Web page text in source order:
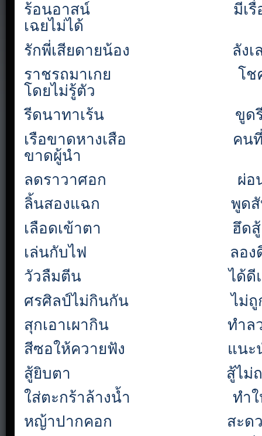
ร้อนอาสน์
มีเ
เฉยไม่ได้
รักพี่เสียดายน้อง
ลังเ
ราชรถมาเกย
โช
โดยไม่รู้ตัว
รีดนาทาเร้น
ขูด
เรือขาดหางเสือ
คน
ขาดผู้นำ
ลดราวาศอก
ผ่อ
ลิ้นสองแฉก
พูด
เลือดเข้าตา
ฮึดสู้
เล่นกับไฟ
ลอง
วัวลืมตีน
ได้ดี
ศรศิลป์ไม่กินกัน
ไม่
สุกเอาเผากิน
ทำล
สีซอให้ควายฟัง
แนะ
สู้ยิบตา
สู้ไม่
ใส่ตะกร้าล้างน้ำ
ทำ
หญ้าปากคอก
สะด